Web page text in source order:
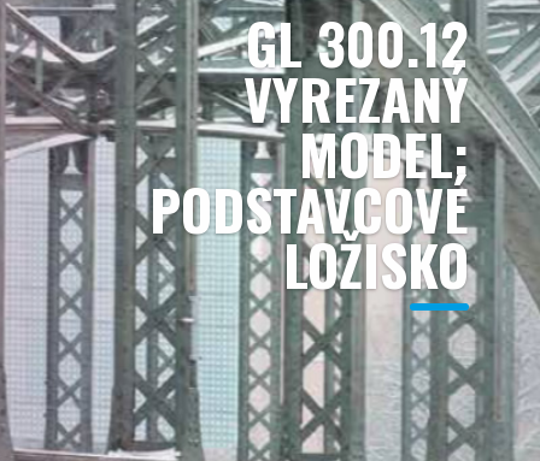
GL 300.12
VYREZANÝ
MODEL:
PODSTAVCOVÉ
LOŽISKO